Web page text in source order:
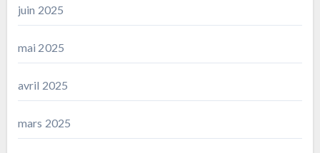
juin 2025
mai 2025
avril 2025
mars 2025